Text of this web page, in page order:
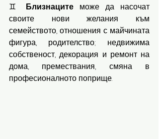
♊️ Близнаците може да насочат
своите нови желания към
семейството, отношения с майчината
фигура, родителство; недвижима
собственост, декорация и ремонт на
дома, премествания, смяна в
професионалното поприще.